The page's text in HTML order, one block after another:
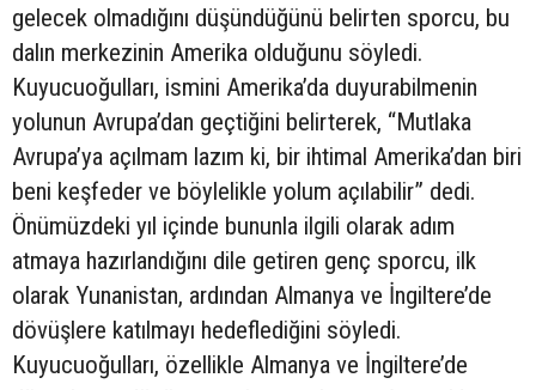
gelecek olmadığını düşündüğünü belirten sporcu, bu
dalın merkezinin Amerika olduğunu söyledi.
Kuyucuoğulları, ismini Amerika’da duyurabilmenin
yolunun Avrupa’dan geçtiğini belirterek, “Mutlaka
Avrupa’ya açılmam lazım ki, bir ihtimal Amerika’dan biri
beni keşfeder ve böylelikle yolum açılabilir” dedi.
Önümüzdeki yıl içinde bununla ilgili olarak adım
atmaya hazırlandığını dile getiren genç sporcu, ilk
olarak Yunanistan, ardından Almanya ve İngiltere’de
dövüşlere katılmayı hedeflediğini söyledi.
Kuyucuoğulları, özellikle Almanya ve İngiltere’de